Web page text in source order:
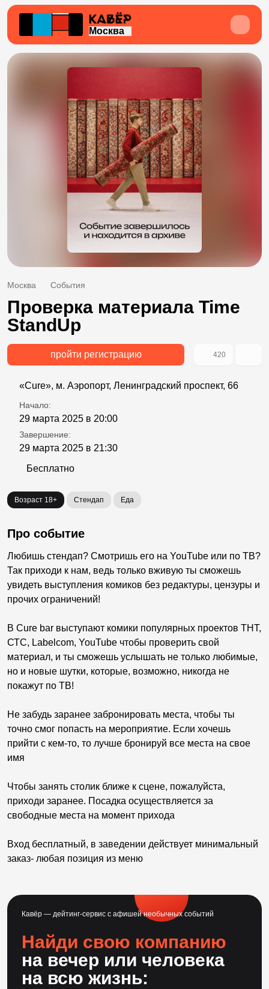
Москва
Москва События
Проверка материала Time
StandUp
пройти регистрацию 420
«Сure», м. Аэропорт, Ленинградский проспект, 66
Начало:
29 марта 2025 в 20:00
Завершение:
29 марта 2025 в 21:30
Бесплатно
Возраст 18+ Стендап Еда
Про событие
Любишь стендап? Смотришь его на YouTube или по ТВ?
Так приходи к нам, ведь только вживую ты сможешь
увидеть выступления комиков без редактуры, цензуры и
прочих ограничений!
В Cure bar выступают комики популярных проектов ТНТ,
СТС, Labelcom, YouTube чтобы проверить свой
материал, и ты сможешь услышать не только любимые,
но и новые шутки, которые, возможно, никогда не
покажут по ТВ!
Не забудь заранее забронировать места, чтобы ты
точно смог попасть на мероприятие. Если хочешь
прийти с кем-то, то лучше бронируй все места на свое
имя
Чтобы занять столик ближе к сцене, пожалуйста,
приходи заранее. Посадка осуществляется за
свободные места на момент прихода
Вход бесплатный, в заведении действует минимальный
заказ- любая позиция из меню
Кавёр — дейтинг-сервис с афишей необычных событий
Найди свою компанию
на вечер или человека
на всю жизнь: